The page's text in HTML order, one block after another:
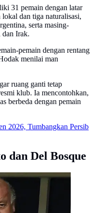
31 pemain dengan latar
dan tiga naturalisasi,
serta masing-
dan Irak.
pemain dengan rentang
menilai man
ruang ganti tetap
klub. Ia mencontohkan,
berbeda dengan pemain
2026, Tumbangkan Persib
dan Del Bosque